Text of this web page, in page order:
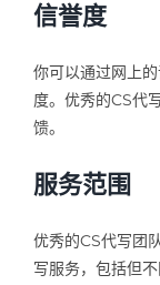
信誉度
你可以通过网上
度。优秀的CS代
馈。
服务范围
优秀的CS代写团
写服务，包括但